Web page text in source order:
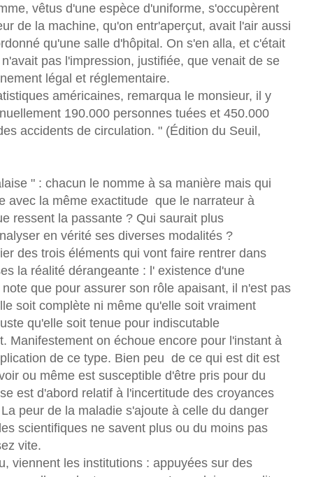
vêtus d'une espèce d'uniforme, s'occupèrent
de la machine, qu'on entr'aperçut, avait l'air aussi
qu'une salle d'hôpital. On s'en alla, et c'était
pas l'impression, justifiée, que venait de se
légal et réglementaire.
américaines, remarqua le monsieur, il y
190.000 personnes tuées et 450.000
accidents de circulation. " (Édition du Seuil,
" : chacun le nomme à sa manière mais qui
avec la même exactitude que le narrateur à
ressent la passante ? Qui saurait plus
en vérité ses diverses modalités ?
des trois éléments qui vont faire rentrer dans
la réalité dérangeante : l' existence d'une
que pour assurer son rôle apaisant, il n'est pas
soit complète ni même qu'elle soit vraiment
qu'elle soit tenue pour indiscutable
Manifestement on échoue encore pour l'instant à
de ce type. Bien peu de ce qui est dit est
ou même est susceptible d'être pris pour du
est d'abord relatif à l'incertitude des croyances
peur de la maladie s'ajoute à celle du danger
scientifiques ne savent plus ou du moins pas
vite.
viennent les institutions : appuyées sur des